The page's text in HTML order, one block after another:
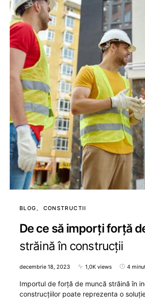
BLOG CONSTRUCTII
De ce să imporți forță
străină în construcții
decembrie 18, 2023 1,0K views 4
Importul de forță de muncă străină în
construcțiilor poate reprezenta o